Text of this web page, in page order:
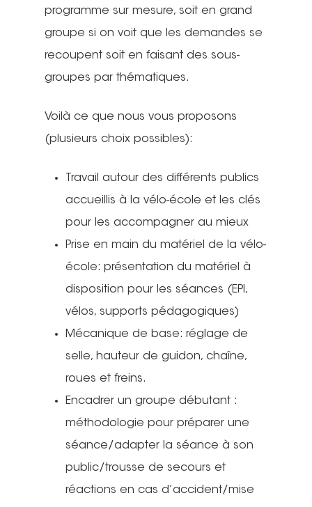
programme sur mesure, soit en grand
groupe si on voit que les demandes se
recoupent soit en faisant des sous-
groupes par thématiques.
Voilà ce que nous vous proposons
(plusieurs choix possibles):
Travail autour des différents publics
accueillis à la vélo-école et les clés
pour les accompagner au mieux
Prise en main du matériel de la vélo-
école: présentation du matériel à
disposition pour les séances (EPI,
vélos, supports pédagogiques)
Mécanique de base: réglage de
selle, hauteur de guidon, chaîne,
roues et freins.
Encadrer un groupe débutant :
méthodologie pour préparer une
séance/adapter la séance à son
public/trousse de secours et
réactions en cas d’accident/mise